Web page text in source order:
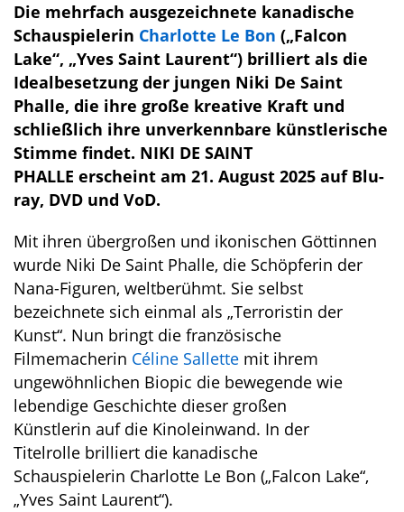
Die mehrfach ausgezeichnete kanadische
Schauspielerin Charlotte Le Bon („Falcon
Lake“, „Yves Saint Laurent“) brilliert als die
Idealbesetzung der jungen Niki De Saint
Phalle, die ihre große kreative Kraft und
schließlich ihre unverkennbare künstlerische
Stimme findet. NIKI DE SAINT
PHALLE erscheint am 21. August 2025 auf Blu-
ray, DVD und VoD.
Mit ihren übergroßen und ikonischen Göttinnen
wurde Niki De Saint Phalle, die Schöpferin der
Nana-Figuren, weltberühmt. Sie selbst
bezeichnete sich einmal als „Terroristin der
Kunst“. Nun bringt die französische
Filmemacherin Céline Sallette mit ihrem
ungewöhnlichen Biopic die bewegende wie
lebendige Geschichte dieser großen
Künstlerin auf die Kinoleinwand. In der
Titelrolle brilliert die kanadische
Schauspielerin Charlotte Le Bon („Falcon Lake“,
„Yves Saint Laurent“).